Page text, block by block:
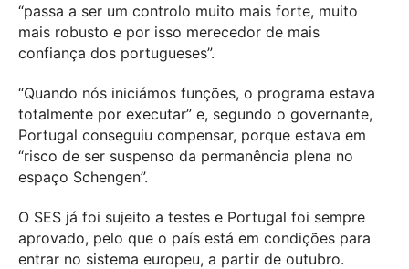
“passa a ser um controlo muito mais forte, muito
mais robusto e por isso merecedor de mais
confiança dos portugueses”.
“Quando nós iniciámos funções, o programa estava
totalmente por executar” e, segundo o governante,
Portugal conseguiu compensar, porque estava em
“risco de ser suspenso da permanência plena no
espaço Schengen”.
O SES já foi sujeito a testes e Portugal foi sempre
aprovado, pelo que o país está em condições para
entrar no sistema europeu, a partir de outubro.